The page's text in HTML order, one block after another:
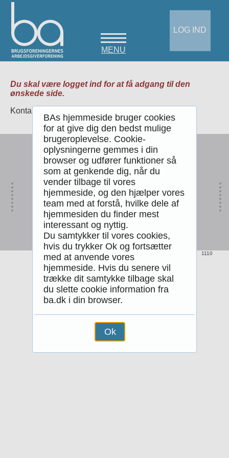
MENU
LOG IND
Du skal være logget ind for at få adgang til den
ønskede side.
Kontakt eventuelt BA for mere information.
Brugsforeningernes Arbejdsgiverforening
Stampesgade 6, st.tv.
1702 København V.
Telefon 3324 8135
Email
ba@ba.dk
Telefontid
Man-fre 8:30-16:00
1110
BAs hjemmeside bruger cookies
for at give dig den bedst mulige
brugeroplevelse. Cookie-
oplysningerne gemmes i din
browser og udfører funktioner så
som at genkende dig, når du
vender tilbage til vores
hjemmeside, og den hjælper vores
team med at forstå, hvilke dele af
hjemmesiden du finder mest
interessant og nyttig.
Du samtykker til vores cookies,
hvis du trykker Ok og fortsætter
med at anvende vores
hjemmeside. Hvis du senere vil
trække dit samtykke tilbage skal
du slette cookie information fra
ba.dk i din browser.
Ok